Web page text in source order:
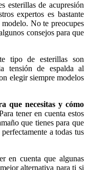
esterillas de acupresión
expertos es bastante
No te preocupes
consejos para que
tipo de esterillas son
tensión de espalda al
elegir siempre modelos
que necesitas y cómo
tener en cuenta estos
que tienes para que
a todas tus
en cuenta que algunas
alternativa para ti si